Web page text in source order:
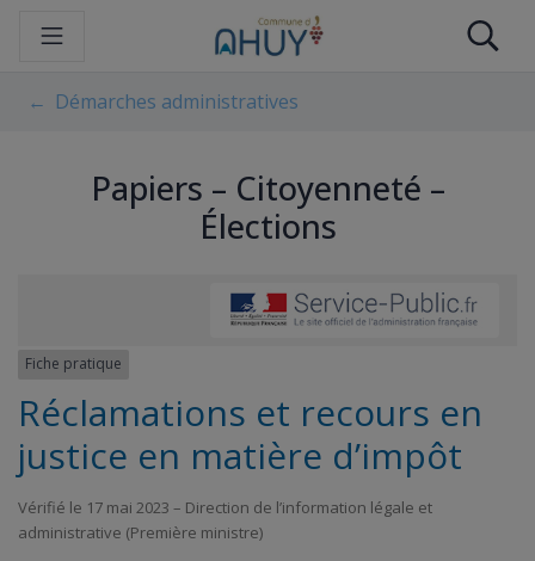
Démarches administratives
Papiers – Citoyenneté –
Élections
Fiche pratique
Réclamations et recours en
justice en matière d’impôt
Vérifié le 17 mai 2023 – Direction de l’information légale et
administrative (Première ministre)